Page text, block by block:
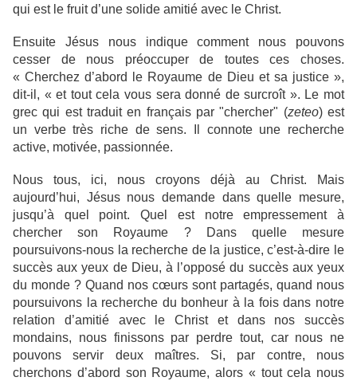
qui est le fruit d’une solide amitié avec le Christ.
Ensuite Jésus nous indique comment nous pouvons
cesser de nous préoccuper de toutes ces choses.
« Cherchez d’abord le Royaume de Dieu et sa justice »,
dit-il, « et tout cela vous sera donné de surcroît ». Le mot
grec qui est traduit en français par "chercher" (zeteo) est
un verbe très riche de sens. Il connote une recherche
active, motivée, passionnée.
Nous tous, ici, nous croyons déjà au Christ. Mais
aujourd’hui, Jésus nous demande dans quelle mesure,
jusqu’à quel point. Quel est notre empressement à
chercher son Royaume ? Dans quelle mesure
poursuivons-nous la recherche de la justice, c’est-à-dire le
succès aux yeux de Dieu, à l’opposé du succès aux yeux
du monde ? Quand nos cœurs sont partagés, quand nous
poursuivons la recherche du bonheur à la fois dans notre
relation d’amitié avec le Christ et dans nos succès
mondains, nous finissons par perdre tout, car nous ne
pouvons servir deux maîtres. Si, par contre, nous
cherchons d’abord son Royaume, alors « tout cela nous